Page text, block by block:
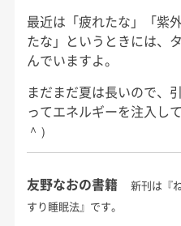
最近は「疲れたな」「紫
たな」というときには、
んでいますよ。
まだまだ夏は長いので、
ってエネルギーを注入し
＾）
友野なおの書籍
新刊は『
すり睡眠法』です。